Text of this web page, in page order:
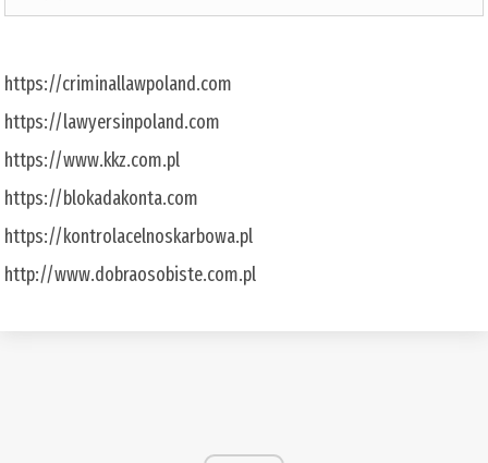
https://criminallawpoland.com
https://lawyersinpoland.com
https://www.kkz.com.pl
https://blokadakonta.com
https://kontrolacelnoskarbowa.pl
http://www.dobraosobiste.com.pl